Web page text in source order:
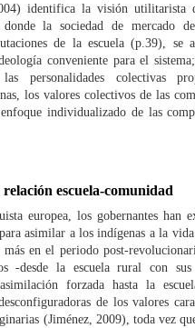
identifica la visión utilitarista
la sociedad de mercado
de la escuela (p.39), se
conveniente para el
personalidades colectivas
los valores colectivos de las
individualizado de las
escuela-comunidad
europea, los gobernantes han
asimilar a los indígenas a la
más en el periodo post-
-desde la escuela rural con sus
forzada hasta la
de los valores
(Jiménez, 2009), toda vez